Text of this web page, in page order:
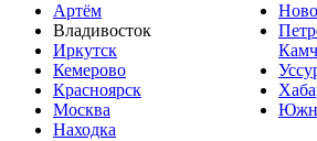
Артём
Владивосток
Иркутск
Кемерово
Красноярск
Москва
Находка